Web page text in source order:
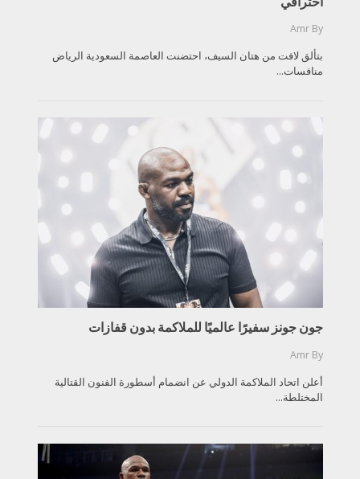
By
Amr
بتألق لافت من هتان السيف، احتضنت العاصمة السعودية الرياض
منافسات...
جون جونز سفيرًا عالميًا للملاكمة بدون قفازات
By
Amr
أعلن اتحاد الملاكمة الدولي عن انضمام أسطورة الفنون القتالية
المختلطة...